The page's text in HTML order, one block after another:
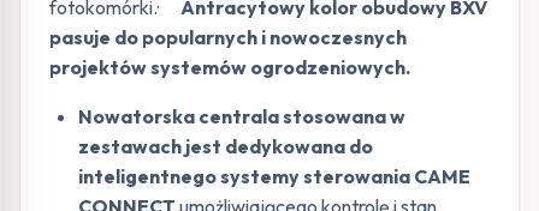
fotokomórki.· Antracytowy kolor obudowy BXV
pasuje do popularnych i nowoczesnych
projektów systemów ogrodzeniowych.
Nowatorska centrala stosowana w
zestawach jest dedykowana do
inteligentnego systemy sterowania CAME
CONNECT umożliwiającego kontrolę i stan